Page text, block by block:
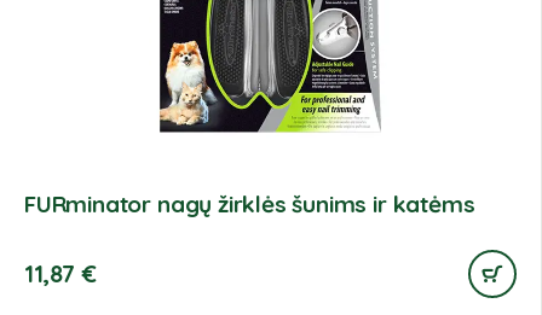
FURminator nagų žirklės šunims ir katėms
11,87€